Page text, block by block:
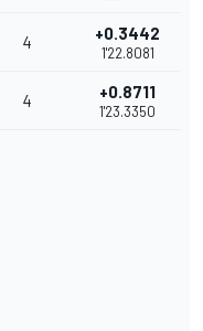
4 +0.3442
1'22.8081
4 +0.8711
1'23.3350